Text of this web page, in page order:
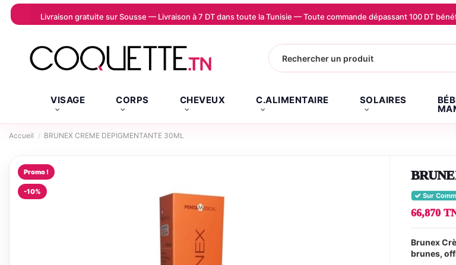
Livraison gratuite sur Sousse — Livraison à 7 DT dans toute la Tunisie — Toute commande dépassant 100 DT
VISAGE CORPS CHEVEUX C.ALIMENTAIRE SOLAIRES
Accueil BRUNEX CREME DEPIGMENTANTE 30ML
Promo !
-10%
Sur
66,870
Brunex
brunes,